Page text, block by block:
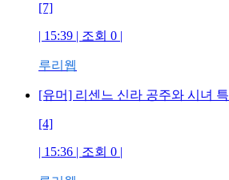
[7]
| 15:39 | 조회 0 |
루리웹
[유머] 리센느 신라 공주와 시녀 특
[4]
| 15:36 | 조회 0 |